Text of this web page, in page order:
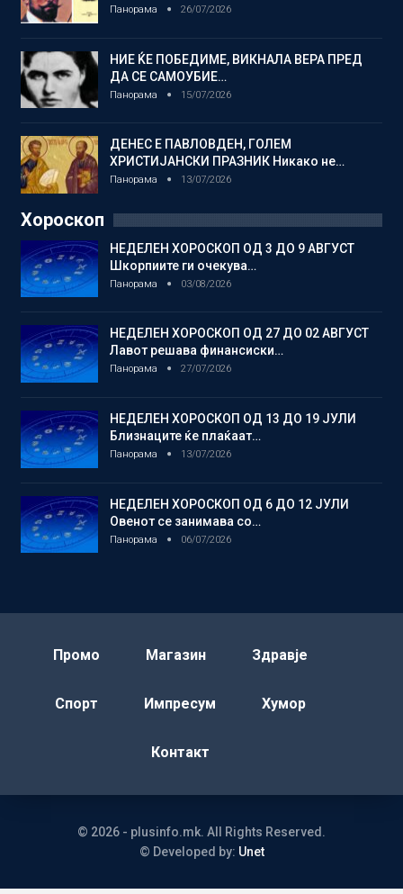
Панорама 26/07/2026
НИЕ ЌЕ ПОБЕДИМЕ, ВИКНАЛА ВЕРА ПРЕД
ДА СЕ САМОУБИЕ…
Панорама 15/07/2026
ДЕНЕС Е ПАВЛОВДЕН, ГОЛЕМ
ХРИСТИЈАНСКИ ПРАЗНИК Никако не…
Панорама 13/07/2026
Хороскоп
НЕДЕЛЕН ХОРОСКОП ОД 3 ДО 9 АВГУСТ
Шкорпиите ги очекува…
Панорама 03/08/2026
НЕДЕЛЕН ХОРОСКОП ОД 27 ДО 02 АВГУСТ
Лавот решава финансиски…
Панорама 27/07/2026
НЕДЕЛЕН ХОРОСКОП ОД 13 ДО 19 ЈУЛИ
Близнаците ќе плаќаат…
Панорама 13/07/2026
НЕДЕЛЕН ХОРОСКОП ОД 6 ДО 12 ЈУЛИ
Овенот се занимава со…
Панорама 06/07/2026
Промо Магазин Здравје
Спорт Импресум Хумор
Контакт
© 2026 - plusinfo.mk. All Rights Reserved.
© Developed by: Unet